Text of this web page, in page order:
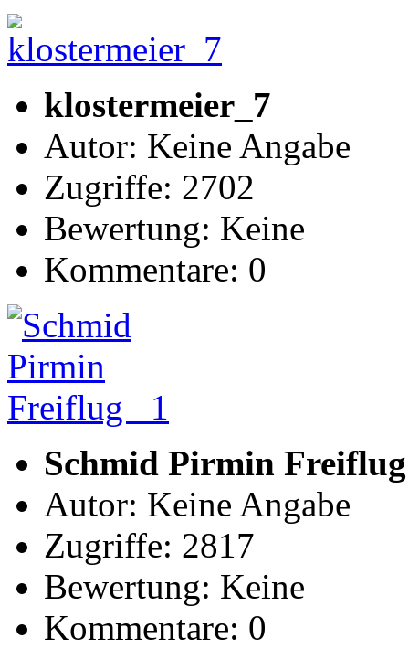
klostermeier_7
Autor: Keine Angabe
Zugriffe: 2702
Bewertung: Keine
Kommentare: 0
Schmid Pirmin
Autor: Keine Angabe
Zugriffe: 2817
Bewertung: Keine
Kommentare: 0